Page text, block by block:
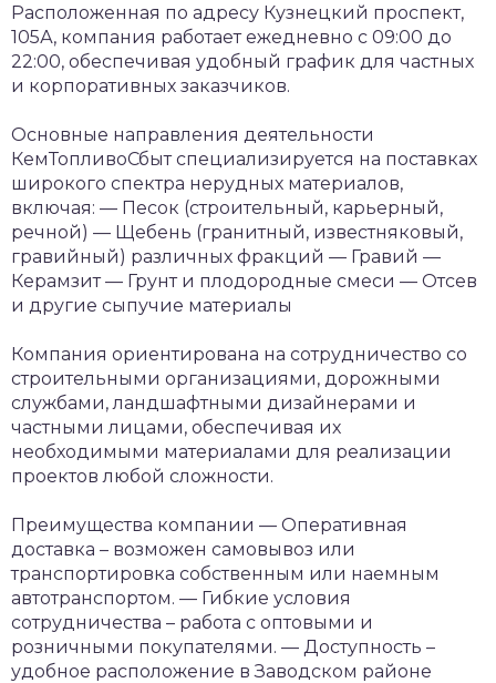
Расположенная по адресу Кузнецкий проспект,
105А, компания работает ежедневно с 09:00 до
22:00, обеспечивая удобный график для частных
и корпоративных заказчиков.
Основные направления деятельности
КемТопливоСбыт специализируется на поставках
широкого спектра нерудных материалов,
включая: — Песок (строительный, карьерный,
речной) — Щебень (гранитный, известняковый,
гравийный) различных фракций — Гравий —
Керамзит— Грунт и плодородные смеси — Отсев
и другие сыпучие материалы
Компания ориентирована на сотрудничество со
строительными организациями, дорожными
службами, ландшафтными дизайнерами и
частными лицами, обеспечивая их
необходимыми материалами для реализации
проектов любой сложности.
Преимущества компании — Оперативная
доставка – возможен самовывоз или
транспортировка собственным или наемным
автотранспортом. — Гибкие условия
сотрудничества – работа с оптовыми и
розничными покупателями. — Доступность –
удобное расположение в Заводском районе